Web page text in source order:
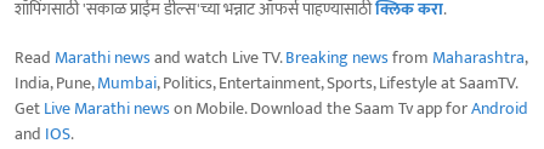
शॉपिंगसाठी 'सकाळ प्राईम डील्स'च्या भन्नाट ऑफर्स पाहण्यासाठीक्लिक करा.
Read Marathi newsand watch Live TV.Breaking newsfrom Maharashtra,
India, Pune,Mumbai, Politics, Entertainment, Sports, Lifestyle at SaamTV.
GetLive Marathi newson Mobile. Download the Saam Tv app forAndroid
and IOS.